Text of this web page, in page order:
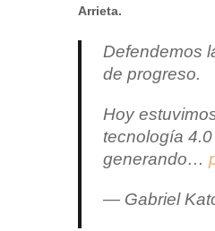
Arrieta.
Defendemos
de progreso.
Hoy
tecnología
generando…
— Gabriel